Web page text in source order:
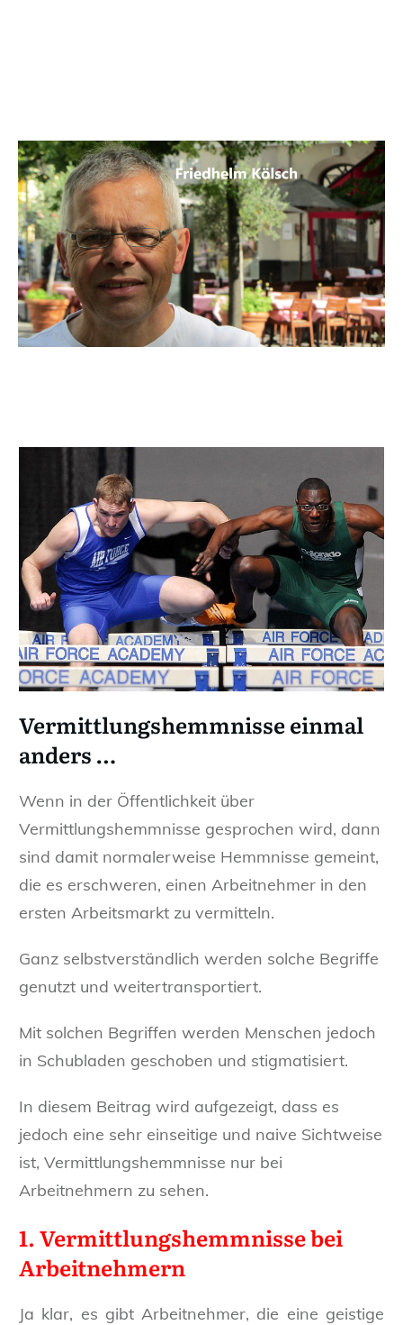
Vermittlungshemmnisse einmal
anders …
Wenn in der Öffentlichkeit über
Vermittlungshemmnisse gesprochen wird, dann
sind damit normalerweise Hemmnisse gemeint,
die es erschweren, einen Arbeitnehmer in den
ersten Arbeitsmarkt zu vermitteln.
Ganz selbstverständlich werden solche Begriffe
genutzt und weitertransportiert.
Mit solchen Begriffen werden Menschen jedoch
in Schubladen geschoben und stigmatisiert.
In diesem Beitrag wird aufgezeigt, dass es
jedoch eine sehr einseitige und naive Sichtweise
ist, Vermittlungshemmnisse nur bei
Arbeitnehmern zu sehen.
1. Vermittlungshemmnisse bei
Arbeitnehmern
Ja klar, es gibt Arbeitnehmer, die eine geistige